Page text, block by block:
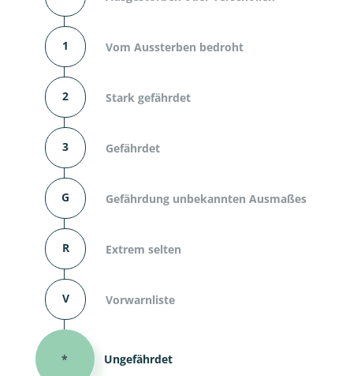
1 Vom Aussterben bedroht
2 Stark gefährdet
3 Gefährdet
G Gefährdung unbekannten Ausmaßes
R Extrem selten
V Vorwarnliste
* Ungefährdet